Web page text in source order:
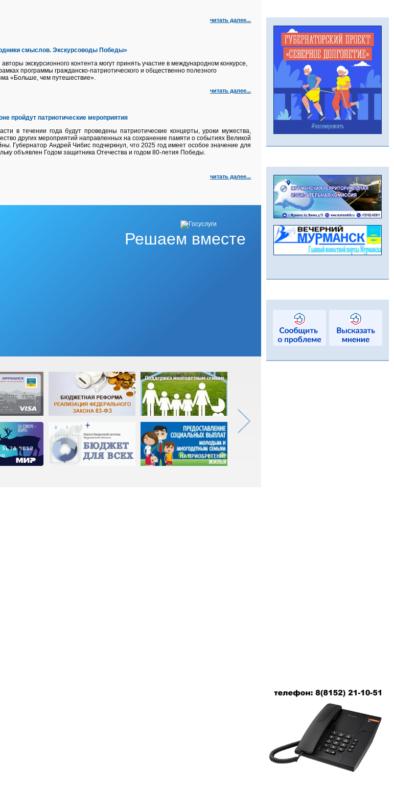
читать далее...
смыслов. Экскурсоводы Победы»
экскурсионного контента могут принять участие в международном конкурсе,
программы гражданско-патриотического и общественно полезного
«Больше, чем путешествие».
читать далее...
пройдут патриотические мероприятия
в течении года будут проведены патриотические концерты, уроки мужества,
других мероприятий направленных на сохранение памяти о событиях Великой
Губернатор Андрей Чибис подчеркнул, что 2025 год имеет особое значение для
объявлен Годом защитника Отечества и годом 80-летия Победы.
читать далее...
Решаем вместе